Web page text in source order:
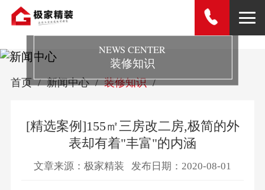
NEWS CENTER
装修知识
首页 新闻中心 装修知识
[精选案例]155㎡三房改二房,极简的外
表却有着"丰富"的内涵
文章来源：极家精装 发布日期：2020-08-01